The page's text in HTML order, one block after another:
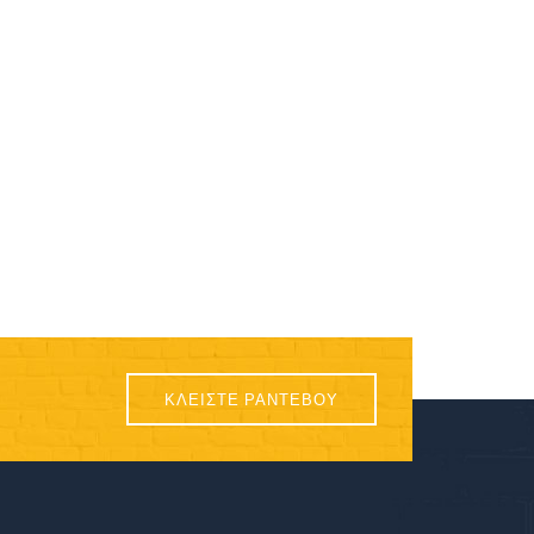
ΚΛΕΙΣΤΕ ΡΑΝΤΕΒΟΥ